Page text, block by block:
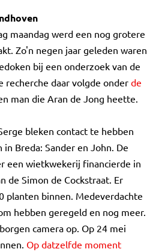
maandag werd een nog grotere
Zo'n negen jaar geleden waren
bij een onderzoek van de
recherche daar volgde onder de
man die Aran de Jong heette.
bleken contact te hebben
Breda: Sander en John. De
een wietkwekerij financierde in
de Simon de Cockstraat. Er
planten binnen. Medeverdachte
hebben geregeld en nog meer.
camera op. Op 24 mei
Op datzelfde moment